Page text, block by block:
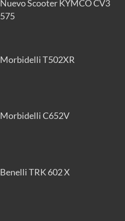
Nuevo Scooter KYMCO CV3
575
Morbidelli T502XR
Morbidelli C652V
Benelli TRK 602 X